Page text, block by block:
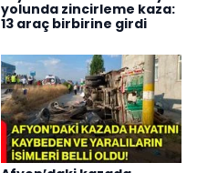
yolunda zincirleme kaza:
13 araç birbirine girdi